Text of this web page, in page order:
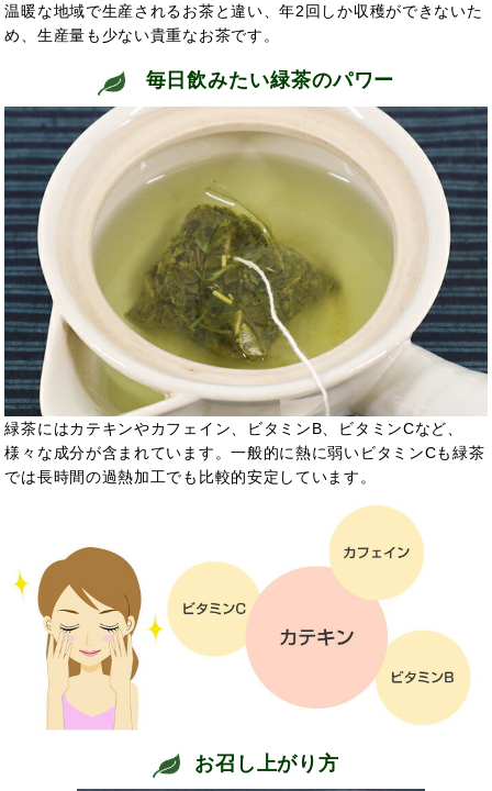
温暖な地域で生産されるお茶と違い、年2回しか収穫ができないた
め、生産量も少ない貴重なお茶です。
毎日飲みたい緑茶のパワー
緑茶にはカテキンやカフェイン、ビタミンB、ビタミンCなど、
様々な成分が含まれています。一般的に熱に弱いビタミンCも緑茶
では長時間の過熱加工でも比較的安定しています。
お召し上がり方